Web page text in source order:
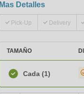
Mas Detalles
Pick-Up Delivery
TAMAÑO
Cada (1)